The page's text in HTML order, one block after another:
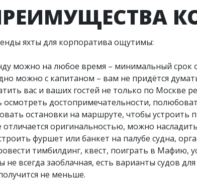
яхты для корпоратива ощутимы:
можно на любое время – минимальный срок
можно с капитаном – вам не придётся
вас и ваших гостей не только по Москве
осмотреть достопримечательности,
остановки на маршруте, чтобы устроить
отличается оригинальностью, можно
фуршет или банкет на палубе судна,
тимбилдинг, квест, поиграть в Мафию,
не всегда заоблачная, есть варианты судов
не меньше.